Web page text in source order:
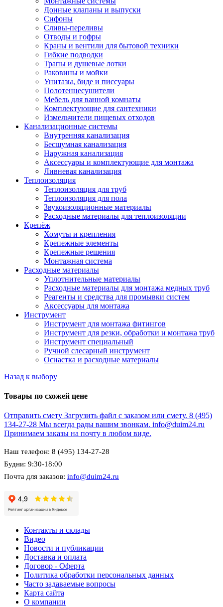
Донные клапаны и выпуски
Сифоны
Сливы-переливы
Отводы и гофры
Краны и вентили для бытовой техники
Гибкие подводки
Трапы и душевые лотки
Раковины и мойки
Унитазы, биде и писсуары
Полотенцесушители
Мебель для ванной комнаты
Комплектующие для сантехники
Измельчители пищевых отходов
Канализационные системы
Внутренняя канализация
Бесшумная канализация
Наружная канализация
Аксессуары и комплектующие для монтажа
Ливневая канализация
Теплоизоляция
Теплоизоляция для труб
Теплоизоляция для пола
Звукоизоляционные материалы
Расходные материалы для теплоизоляции
Крепёж
Хомуты и крепления
Крепежные элементы
Крепежные решения
Монтажная система
Расходные материалы
Уплотнительные материалы
Расходные материалы для монтажа медных труб
Реагенты и средства для промывки систем
Аксессуары для монтажа
Инструмент
Инструмент для монтажа фитингов
Инструмент для резки, обработки и монтажа труб
Инструмент специальный
Ручной слесарный инструмент
Оснастка и расходные материалы
Назад к выбору
Товары по схожей цене
Отправить смету Загрузить файл с заказом или смету. 8 (495)
134-27-28 Мы всегда рады вашим звонкам. info@duim24.ru
Принимаем заказы на почту в любом виде.
Наш телефон: 8 (495) 134-27-28
Будни: 9:30-18:00
Почта для заказов: info@duim24.ru
Контакты и склады
Видео
Новости и публикации
Доставка и оплата
Договор - Оферта
Политика обработки персональных данных
Часто задаваемые вопросы
Карта сайта
О компании